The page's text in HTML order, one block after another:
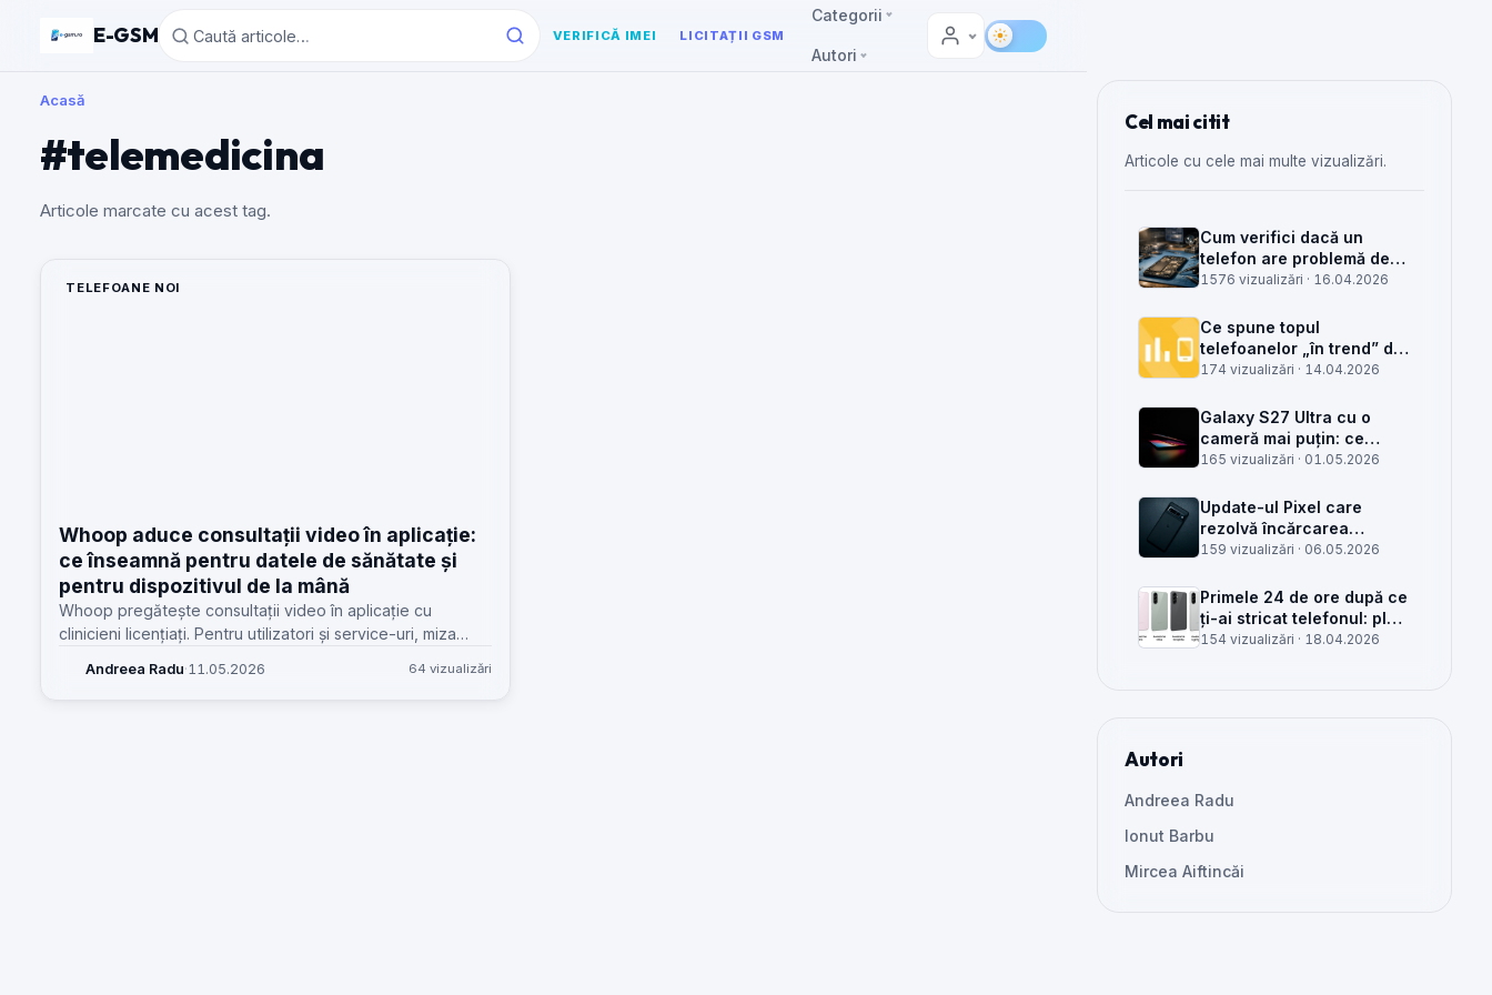
E-GSM VERIFICĂ IMEI LICITAȚII GSM
Categorii
Autori
Acasă
#telemedicina
Articole marcate cu acest tag.
TELEFOANE NOI
Whoop aduce consultații video în aplicație:
ce înseamnă pentru datele de sănătate și
pentru dispozitivul de la mână
Whoop pregătește consultații video în aplicație cu
clinicieni licențiați. Pentru utilizatori și service-uri, miza
date corecte.
Andreea Radu· 11.05.2026 64 vizualizări
Cel mai citit
Articole cu cele mai multe vizualizări.
Cum verifici dacă un
telefon are problemă de
semnal din antenă, din
rețea
1576 vizualizări · 16.04.2026
Ce spune topul
telefoanelor „în trend” din
săptămâna 15 despre
174 vizualizări · 14.04.2026
Galaxy S27 Ultra cu o
cameră mai puțin: ce
înseamnă pentru service,
165 vizualizări · 01.05.2026
Update-ul Pixel care
rezolvă încărcarea
wireless și glitch-uri de
159 vizualizări · 06.05.2026
Primele 24 de ore după ce
ți-ai stricat telefonul: plan
clar, greșeli de evitat și
154 vizualizări · 18.04.2026
Autori
Andreea Radu
Ionut Barbu
Mircea Aiftincăi